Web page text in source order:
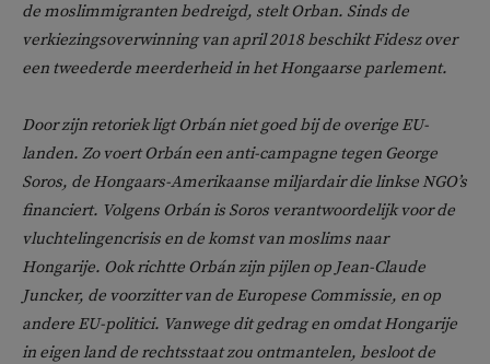
de moslimmigranten bedreigd, stelt Orban. Sinds de
verkiezingsoverwinning van april 2018 beschikt Fidesz over
een tweederde meerderheid in het Hongaarse parlement.
Door zijn retoriek ligt Orbán niet goed bij de overige EU-
landen. Zo voert Orbán een anti-campagne tegen George
Soros, de Hongaars-Amerikaanse miljardair die linkse NGO’s
financiert. Volgens Orbán is Soros verantwoordelijk voor de
vluchtelingencrisis en de komst van moslims naar
Hongarije. Ook richtte Orbán zijn pijlen op Jean-Claude
Juncker, de voorzitter van de Europese Commissie, en op
andere EU-politici. Vanwege dit gedrag en omdat Hongarije
in eigen land de rechtsstaat zou ontmantelen, besloot de